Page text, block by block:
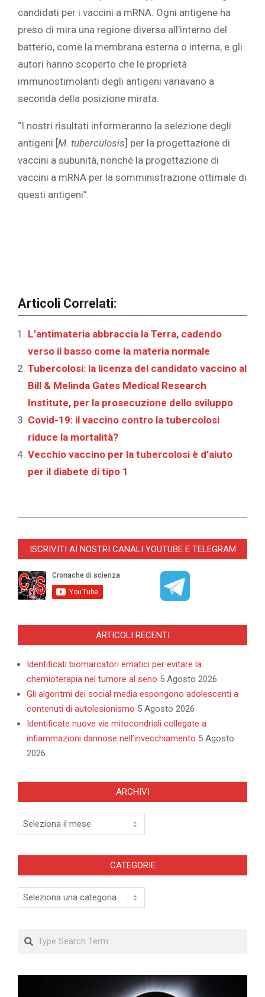
candidati per i vaccini a mRNA. Ogni antigene ha
preso di mira una regione diversa all’interno del
batterio, come la membrana esterna o interna, e gli
autori hanno scoperto che le proprietà
immunostimolanti degli antigeni variavano a
seconda della posizione mirata.
“I nostri risultati informeranno la selezione degli
antigeni [M. tuberculosis] per la progettazione di
vaccini a subunità, nonché la progettazione di
vaccini a mRNA per la somministrazione ottimale di
questi antigeni”.
Articoli Correlati:
L’antimateria abbraccia la Terra, cadendo
verso il basso come la materia normale
Tubercolosi: la licenza del candidato vaccino al
Bill & Melinda Gates Medical Research
Institute, per la prosecuzione dello sviluppo
Covid-19: il vaccino contro la tubercolosi
riduce la mortalità?
Vecchio vaccino per la tubercolosi è d’aiuto
per il diabete di tipo 1
11-
ISCRIVITI AI NOSTRI CANALI YOUTUBE E TELEGRAM
ARTICOLI RECENTI
Identificati biomarcatori ematici per evitare la
chemioterapia nel tumore al seno 5 Agosto 2026
Gli algoritmi dei social media espongono adolescenti a
contenuti di autolesionismo 5 Agosto 2026
Identificate nuove vie mitocondriali collegate a
infiammazioni dannose nell’invecchiamento 5 Agosto
2026
ARCHIVI
Archivi
CATEGORIE
Categorie
Search